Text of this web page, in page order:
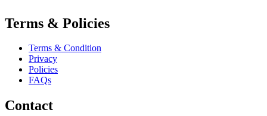
Terms & Policies
Terms & Condition
Privacy
Policies
FAQs
Contact